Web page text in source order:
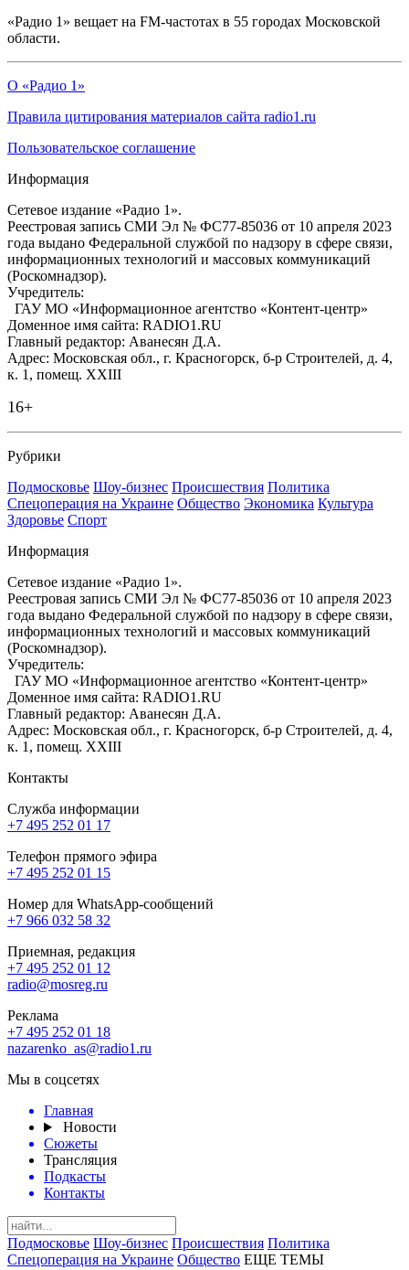
«Радио 1» вещает на FM-частотах в 55 городах Московской
области.
О «Радио 1»
Правила цитирования материалов сайта radio1.ru
Пользовательское соглашение
Информация
Сетевое издание «Радио 1».
Реестровая запись СМИ Эл № ФС77-85036 от 10 апреля 2023
года выдано Федеральной службой по надзору в сфере связи,
информационных технологий и массовых коммуникаций
(Роскомнадзор).
Учредитель:
ГАУ МО «Информационное агентство «Контент-центр»
Доменное имя сайта: RADIO1.RU
Главный редактор: Аванесян Д.А.
Адрес: Московская обл., г. Красногорск, б-р Строителей, д. 4,
к. 1, помещ. XXIII
16+
Рубрики
Подмосковье Шоу-бизнес Происшествия Политика
Спецоперация на Украине Общество Экономика Культура
Здоровье Спорт
Информация
Сетевое издание «Радио 1».
Реестровая запись СМИ Эл № ФС77-85036 от 10 апреля 2023
года выдано Федеральной службой по надзору в сфере связи,
информационных технологий и массовых коммуникаций
(Роскомнадзор).
Учредитель:
ГАУ МО «Информационное агентство «Контент-центр»
Доменное имя сайта: RADIO1.RU
Главный редактор: Аванесян Д.А.
Адрес: Московская обл., г. Красногорск, б-р Строителей, д. 4,
к. 1, помещ. XXIII
Контакты
Служба информации
+7 495 252 01 17
Телефон прямого эфира
+7 495 252 01 15
Номер для WhatsApp-сообщений
+7 966 032 58 32
Приемная, редакция
+7 495 252 01 12
radio@mosreg.ru
Реклама
+7 495 252 01 18
nazarenko_as@radio1.ru
Мы в соцсетях
Главная
Новости
Сюжеты
Трансляция
Подкасты
Контакты
Подмосковье Шоу-бизнес Происшествия Политика
Спецоперация на Украине Общество ЕЩЕ ТЕМЫ